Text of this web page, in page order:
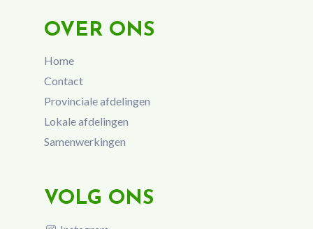
OVER ONS
Home
Contact
Provinciale afdelingen
Lokale afdelingen
Samenwerkingen
VOLG ONS